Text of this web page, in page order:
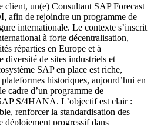
client, un(e) Consultant SAP Forecast
afin de rejoindre un programme de
internationale. Le contexte s’inscrit
à forte décentralisation,
réparties en Europe et à
diversité de sites industriels et
SAP en place est riche,
historiques, aujourd’hui en
cadre d’un programme de
S/4HANA. L’objectif est clair :
renforcer la standardisation des
déploiement progressif dans